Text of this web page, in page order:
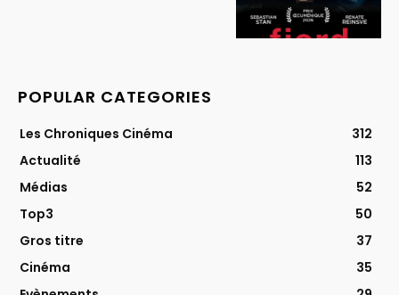
POPULAR CATEGORIES
Les Chroniques Cinéma
312
Actualité
113
Médias
52
Top3
50
Gros titre
37
Cinéma
35